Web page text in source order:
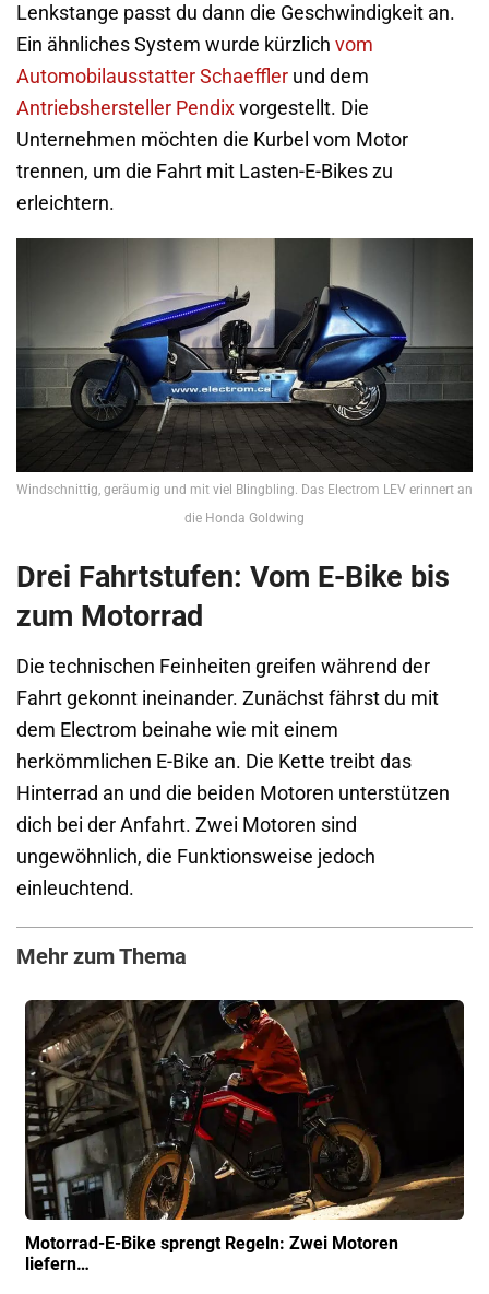
Lenkstange passt du dann die Geschwindigkeit an.
Ein ähnliches System wurde kürzlich vom
Automobilausstatter Schaeffler und dem
Antriebshersteller Pendix vorgestellt. Die
Unternehmen möchten die Kurbel vom Motor
trennen, um die Fahrt mit Lasten-E-Bikes zu
erleichtern.
Windschnittig, geräumig und mit viel Blingbling. Das Electrom LEV erinnert an
die Honda Goldwing
Drei Fahrtstufen: Vom E-Bike bis
zum Motorrad
Die technischen Feinheiten greifen während der
Fahrt gekonnt ineinander. Zunächst fährst du mit
dem Electrom beinahe wie mit einem
herkömmlichen E-Bike an. Die Kette treibt das
Hinterrad an und die beiden Motoren unterstützen
dich bei der Anfahrt. Zwei Motoren sind
ungewöhnlich, die Funktionsweise jedoch
einleuchtend.
Mehr zum Thema
Motorrad-E-Bike sprengt Regeln: Zwei Motoren
liefern…